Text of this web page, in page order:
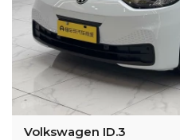
Volkswagen ID.3